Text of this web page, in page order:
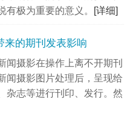
极为重要的意义。
[详细]
来的期刊发表影响
闻摄影在操作上离不开期刊
闻摄影图片处理后，呈现给
杂志等进行刊印、发行。然